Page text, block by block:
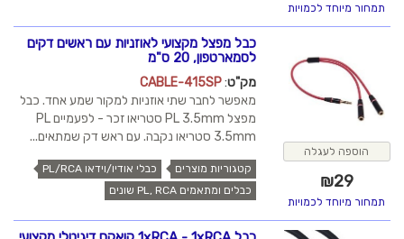
תמחור מיוחד לכמויות
הוספה לעגלה
₪29
תמחור מיוחד לכמויות
כבל מפצל מקצועי לאוזניות עם ראשים דקים
לסמארטפון, 20 ס"מ
מק"ט:
CABLE-415SP
מאפשר לחבר שתי אוזניות למקור שמע אחד. כבל
מפצל PL 3.5mm סטריאו זכר - לפעמיים PL
3.5mm סטריאו נקבה. עם ראש דק שמתאים...
קטגוריות מוצרים
כבלי אודיו/וידאו PL/RCA
כבלים ומתאמים PL, RCA שונים